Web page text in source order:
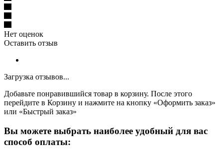
Нет оценок
Оставить отзыв
Загрузка отзывов...
Добавьте понравившийся товар в корзину. После этого
перейдите в Корзину и нажмите на кнопку «Оформить заказ»
или «Быстрый заказ»
Вы можете выбрать наиболее удобный для вас
способ оплаты: